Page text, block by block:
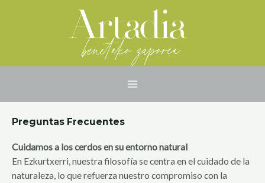
MAIN
MENU
Preguntas Frecuentes
Cuidamos a los cerdos en su entorno natural
En Ezkurtxerri, nuestra filosofía se centra en el cuidado de la
naturaleza, lo que refuerza nuestro compromiso con la